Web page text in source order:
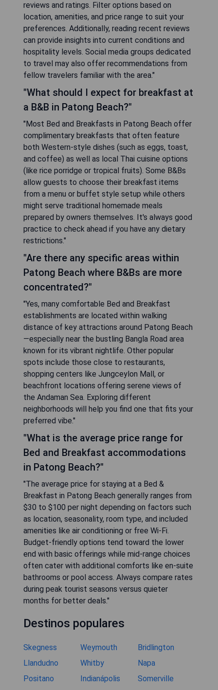
reviews and ratings. Filter options based on
location, amenities, and price range to suit your
preferences. Additionally, reading recent reviews
can provide insights into current conditions and
hospitality levels. Social media groups dedicated
to travel may also offer recommendations from
fellow travelers familiar with the area."
"What should I expect for breakfast at
a B&B in Patong Beach?"
"Most Bed and Breakfasts in Patong Beach offer
complimentary breakfasts that often feature
both Western-style dishes (such as eggs, toast,
and coffee) as well as local Thai cuisine options
(like rice porridge or tropical fruits). Some B&Bs
allow guests to choose their breakfast items
from a menu or buffet style setup while others
might serve traditional homemade meals
prepared by owners themselves. It's always good
practice to check ahead if you have any dietary
restrictions."
"Are there any specific areas within
Patong Beach where B&Bs are more
concentrated?"
"Yes, many comfortable Bed and Breakfast
establishments are located within walking
distance of key attractions around Patong Beach
—especially near the bustling Bangla Road area
known for its vibrant nightlife. Other popular
spots include those close to restaurants,
shopping centers like Jungceylon Mall, or
beachfront locations offering serene views of
the Andaman Sea. Exploring different
neighborhoods will help you find one that fits your
preferred vibe."
"What is the average price range for
Bed and Breakfast accommodations
in Patong Beach?"
"The average price for staying at a Bed &
Breakfast in Patong Beach generally ranges from
$30 to $100 per night depending on factors such
as location, seasonality, room type, and included
amenities like air conditioning or free Wi-Fi.
Budget-friendly options tend toward the lower
end with basic offerings while mid-range choices
often cater with additional comforts like en-suite
bathrooms or pool access. Always compare rates
during peak tourist seasons versus quieter
months for better deals."
Destinos populares
Skegness Weymouth
Bridlington
Llandudno
Whitby
Napa
Positano
Indianápolis
Somerville